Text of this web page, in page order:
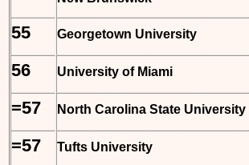
55 Georgetown University
56 University of Miami
=57 North Carolina State University
=57 Tufts University